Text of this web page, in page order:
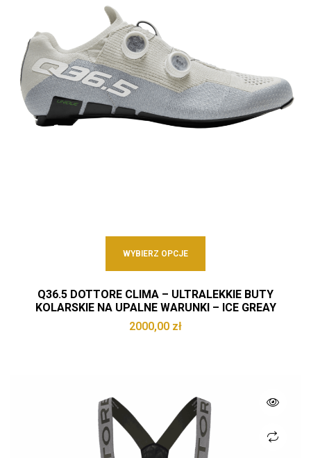
WYBIERZ OPCJE
Q36.5 DOTTORE CLIMA – ULTRALEKKIE BUTY
KOLARSKIE NA UPALNE WARUNKI – ICE GREAY
2000,00 zł